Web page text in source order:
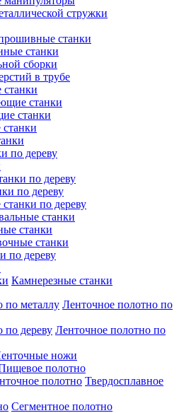
стружки
станки
станки
сборки
в трубе
станки
станки
по дереву
по дереву
по дереву
по дереву
станки
станки
станки
по дереву
Камнерезные станки
Ленточное полотно по
Ленточное полотно по
ножи
полотно
Твердосплавное
Сегментное полотно